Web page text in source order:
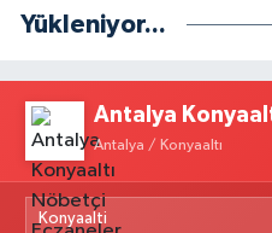
Yükleniyor...
Antalya
Antalya / Konyaaltı